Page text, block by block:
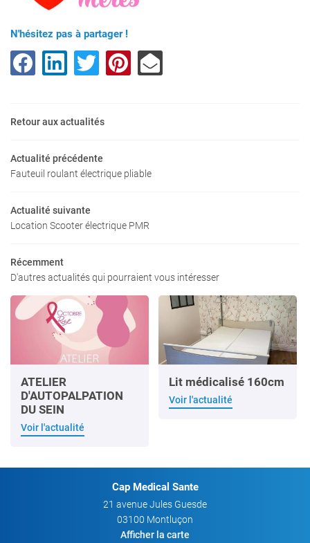
– Location
professionnels
produits
Avis
Contact
Restez
INSCRIPTION
N'hésitez pas à partager !
Retour aux actualités
Actualité précédente
Fauteuil roulant électrique pliable
Actualité suivante
Location Scooter électrique PMR
Récemment
D'autres actualités qui pourraient vous intéresser
ATELIER
D'AUTOPALPATION
DU SEIN
Voir l'actualité
Lit médicalisé 160cm
Voir l'actualité
Cap Medical Sante
21 avenue Jules Guesde
03100 Montluçon
Afficher la carte